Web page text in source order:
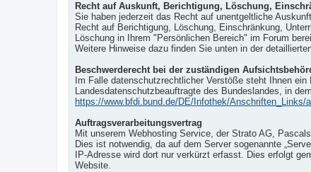
Recht auf Auskunft, Berichtigung, Löschung,
Sie haben jederzeit das Recht auf unentgeltliche
Recht auf Berichtigung, Löschung, Einschränkung,
Löschung in Ihrem "Persönlichen Bereich" im Forum
Weitere Hinweise dazu finden Sie unten in der
Beschwerderecht bei der zuständigen
Im Falle datenschutzrechtlicher Verstöße steht Ihnen
Landesdatenschutzbeauftragte des Bundeslandes, in
https://www.bfdi.bund.de/DE/Infothek/Anschriften_Links/
Auftragsverarbeitungsvertrag
Mit unserem Webhosting Service, der Strato AG,
Dies ist notwendig, da auf dem Server sogenannte
IP-Adresse wird dort nur verkürzt erfasst. Dies erfolgt
Website.